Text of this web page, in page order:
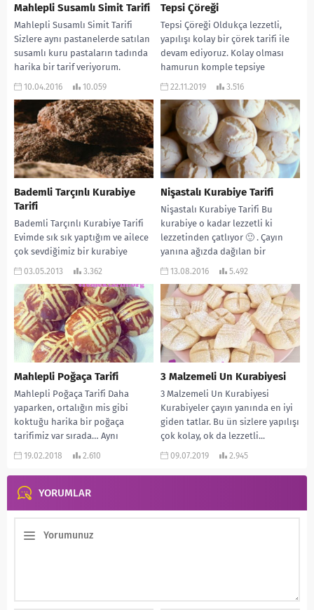
Mahlepli Susamlı Simit Tarifi
Mahlepli Susamlı Simit Tarifi
Sizlere aynı pastanelerde satılan
susamlı kuru pastaların tadında
harika bir tarif veriyorum.
Özellikle çayın yanına çok...
10.04.2016 10.059
Tepsi Çöreği
Tepsi Çöreği Oldukça lezzetli,
yapılışı kolay bir çörek tarifi ile
devam ediyoruz. Kolay olması
hamurun komple tepsiye
koyularak yapılmasından. Tek...
22.11.2019 3.516
Bademli Tarçınlı Kurabiye
Tarifi
Bademli Tarçınlı Kurabiye Tarifi
Evimde sık sık yaptığım ve ailece
çok sevdiğimiz bir kurabiye
tarifi.. Yapımı basit, lezzeti ise
03.05.2013 3.362
Nişastalı Kurabiye Tarifi
Nişastalı Kurabiye Tarifi Bu
kurabiye o kadar lezzetli ki
lezzetinden çatlıyor 🙂 . Çayın
yanına ağızda dağılan bir
kurabiye arıyorsanız...
13.08.2016 5.492
Mahlepli Poğaça Tarifi
Mahlepli Poğaça Tarifi Daha
yaparken, ortalığın mis gibi
koktuğu harika bir poğaça
tarifimiz var sırada… Aynı
pastanelerden aldığınız
19.02.2018 2.610
3 Malzemeli Un Kurabiyesi
3 Malzemeli Un Kurabiyesi
Kurabiyeler çayın yanında en iyi
giden tatlar. Bu ün sizlere yapılışı
çok kolay, ok da lezzetli...
09.07.2019 2.945
YORUMLAR